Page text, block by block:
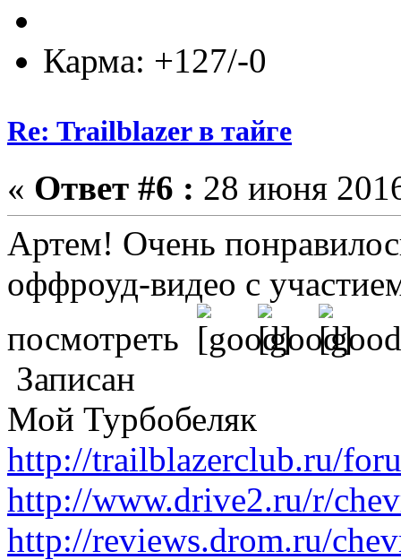
Карма: +127/-0
Re: Trailblazer в тайге
« Ответ #6 : 28 июня
Артем! Очень
оффроуд-видео с
посмотреть
Записан
Мой Турбобеляк
http://trailblazerclub.ru/
http://www.drive2.ru/r/
http://reviews.drom.ru/